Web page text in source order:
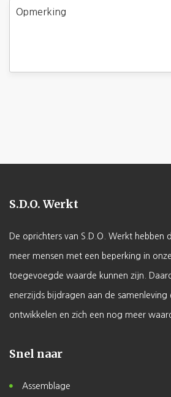
S.D.O. Werkt
De oprichters van S.D.O. Werkt hebben
meer mensen met een beperking in
toegevoegde waarde kunnen zijn.
enerzijds bijdragen aan de samenleving
ontwikkelen en zich een nog meer
Snel naar
Assemblage